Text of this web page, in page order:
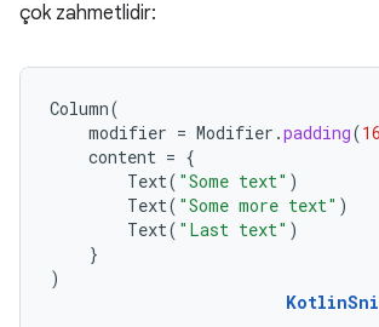
çok zahmetlidir:
Column(
modifier = Modifier .padding(
content = {
Text( "Some text" )
Text( "Some more text" )
Text( "Last text" )
}
)